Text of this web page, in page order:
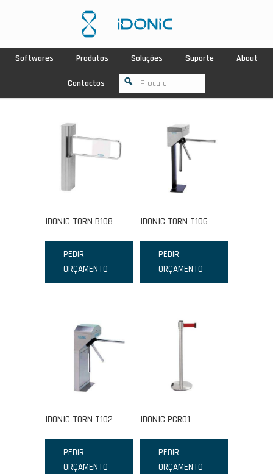
Softwares Produtos Soluções Suporte About
Contactos
IDONIC TORN B108
PEDIR
ORÇAMENTO
IDONIC TORN T106
PEDIR
ORÇAMENTO
IDONIC TORN T102
PEDIR
ORÇAMENTO
IDONIC PCR01
PEDIR
ORÇAMENTO